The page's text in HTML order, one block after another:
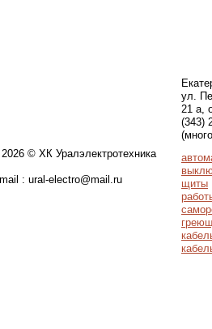
2026 © ХК Уралэлектротехника
: ural-electro@mail.ru
ул.
21 а,
(343)
щиты